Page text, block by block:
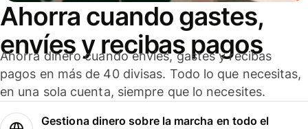
Ahorra cuando gastes,
envíes y recibas pagos
Ahorra dinero cuando envíes, gastes y recibas
pagos en más de 40 divisas. Todo lo que necesitas,
en una sola cuenta, siempre que lo necesites.
Gestiona dinero sobre la marcha en todo el